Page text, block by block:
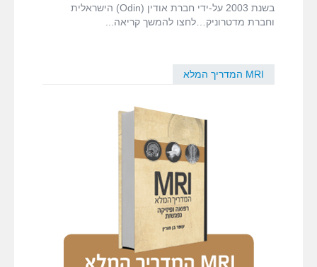
צור קשר
בשנת 2003 על-ידי חברת אודין (Odin) הישראלית
וחברת מדטרוניק…לחצו להמשך קריאה
MRI המדריך המלא